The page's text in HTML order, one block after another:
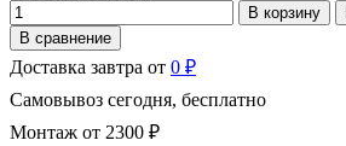
В корзину
В сравнение
Доставка завтра от 0 ₽
Самовывоз сегодня, бесплатно
Монтаж от 2300 ₽